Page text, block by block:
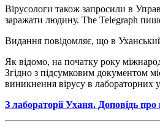
Вірусологи також запросили в
заражати людину. The Telegraph
Видання повідомляє, що в
Як відомо, на початку року
Згідно з підсумковим документом
виникнення вірусу в лабораторних
З лабораторії Уханя. Доповідь